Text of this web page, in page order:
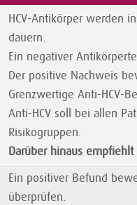
HCV-Antikörper werden
dauern.
Ein negativer
Der positive Nachweis
Grenzwertige Anti-HCV-
Anti-HCV soll bei allen
Risikogruppen.
Darüber hinaus
Ein positiver Befund
überprüfen.